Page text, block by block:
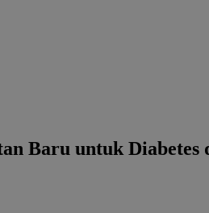
Baru untuk Diabetes